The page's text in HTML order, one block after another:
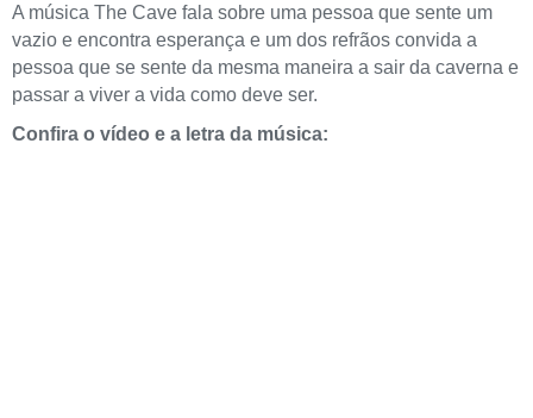
A música The Cave fala sobre uma pessoa que sente um
vazio e encontra esperança e um dos refrãos convida a
pessoa que se sente da mesma maneira a sair da caverna e
passar a viver a vida como deve ser.
Confira o vídeo e a letra da música: